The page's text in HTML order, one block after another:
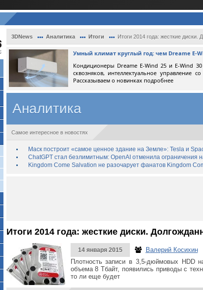
3DNews Аналитика Итоги Итоги 2014 года: жесткие диски.
Умный климат круглый год: чем Dreame E-
Кондиционеры Dreame E-Wind 25 и E-Wind
сквозняков, интеллектуальное управление
Рассказываем о новинках подробнее
Аналитика
Самое интересное в новостях
Маск построит «самое ценное здание на Земле»: Tesla и
ChatGPT стал безлимитным: OpenAI отменила ограничения
Kingdom Come Salvation не разочарует фанатов Kingdom
Итоги 2014 года: жесткие диски.
14 января 2015
Валерий Косихин
Плотность записи в 3,5-дюймовых HDD
объема 8 Тбайт, появились приводы с
то ли еще будет